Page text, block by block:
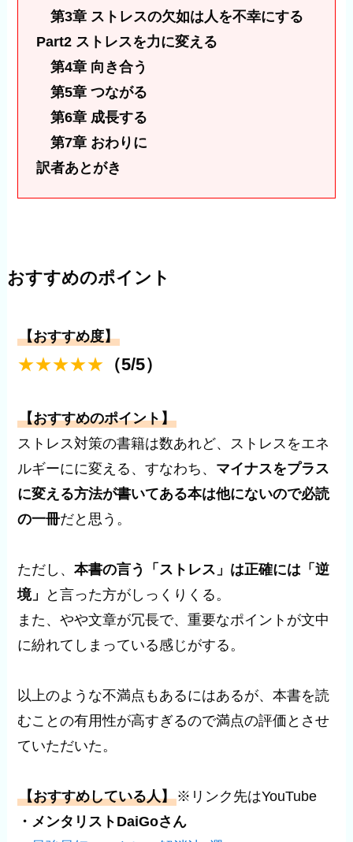
第3章 ストレスの欠如は人を不幸にする
Part2 ストレスを力に変える
第4章 向き合う
第5章 つながる
第6章 成長する
第7章 おわりに
訳者あとがき
おすすめのポイント
【おすすめ度】
★★★★★ （5/5）
【おすすめのポイント】
ストレス対策の書籍は数あれど、ストレスをエネ
ルギーにに変える、すなわち、 マイナスをプラス
に変える方法が書いてある本は他にないので必読
の一冊だと思う。
ただし、本書の言う「ストレス」は正確には「逆
境」
と言った方がしっくりくる。
また、やや文章が冗長で、重要なポイントが文中
に紛れてしまっている感じがする。
以上のような不満点もあるにはあるが、本書を読
むことの有用性が高すぎるので満点の評価とさせ
ていただいた。
【おすすめしている人】※リンク先はYouTube
・メンタリストDaiGoさん